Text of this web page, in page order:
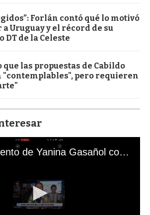
Forlán contó qué lo motivó
Uruguay y el récord de su
DT de la Celeste
que las propuestas de Cabildo
"contemplables", pero requieren
El mal momento de Yanina Gasañol con un hincha argentino en "Subrayado"